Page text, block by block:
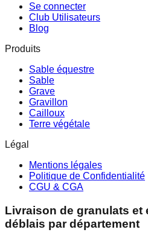
Se connecter
Club Utilisateurs
Blog
Produits
Sable équestre
Sable
Grave
Gravillon
Cailloux
Terre végétale
Légal
Mentions légales
Politique de Confidentialité
CGU & CGA
Livraison de granulats et
déblais par département